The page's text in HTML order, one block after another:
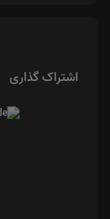
اشتراک گذاری